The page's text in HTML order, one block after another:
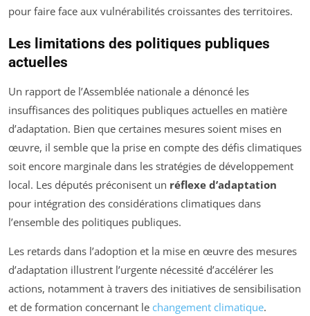
pour faire face aux vulnérabilités croissantes des territoires.
Les limitations des politiques publiques
actuelles
Un rapport de l’Assemblée nationale a dénoncé les
insuffisances des politiques publiques actuelles en matière
d’adaptation. Bien que certaines mesures soient mises en
œuvre, il semble que la prise en compte des défis climatiques
soit encore marginale dans les stratégies de développement
local. Les députés préconisent un réflexe d’adaptation
pour intégration des considérations climatiques dans
l’ensemble des politiques publiques.
Les retards dans l’adoption et la mise en œuvre des mesures
d’adaptation illustrent l’urgente nécessité d’accélérer les
actions, notamment à travers des initiatives de sensibilisation
et de formation concernant le changement climatique.